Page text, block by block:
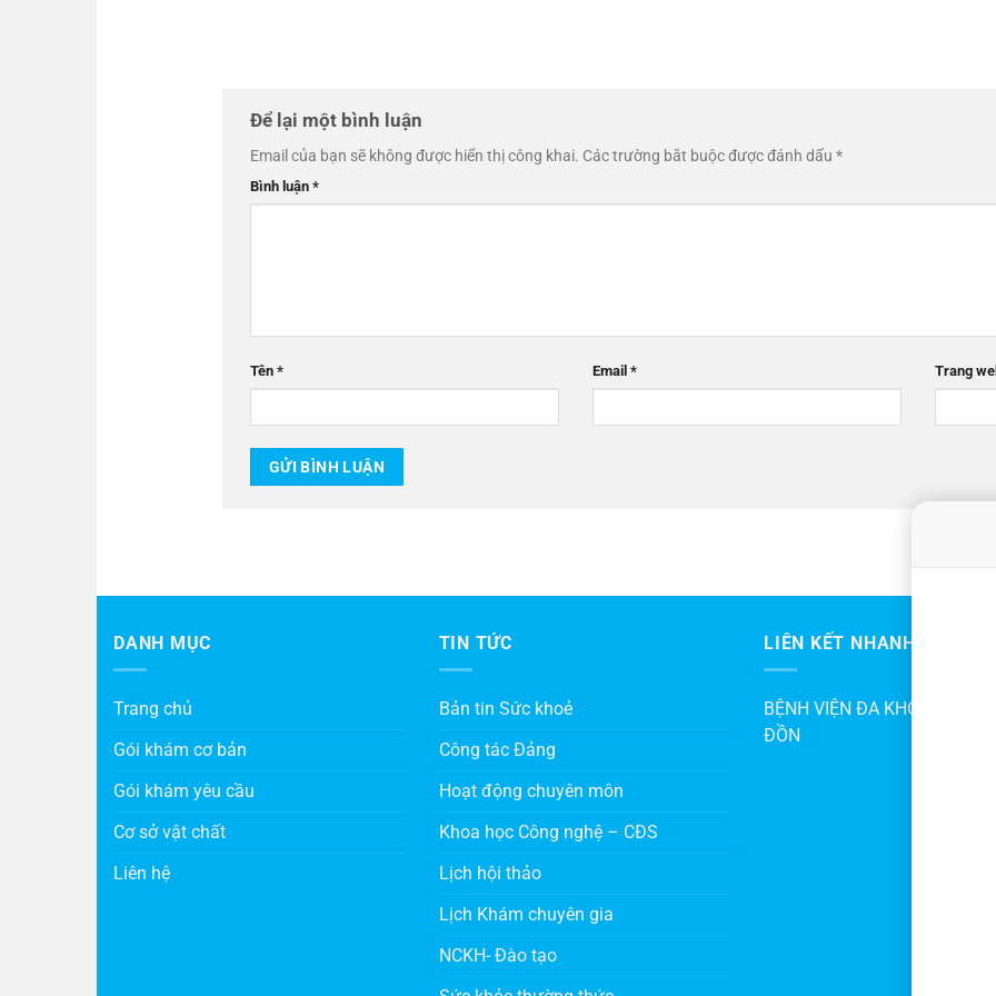
Để lại một bình luận
Email của bạn sẽ không được hiển thị công khai. Các trường bắt buộc được đánh dấu *
Bình luận *
Tên * Email * Trang
DANH MỤC
Trang chủ
Gói khám cơ bản
Gói khám yêu cầu
Cơ sở vật chất
Liên hệ
TIN TỨC
Bản tin Sức khoẻ
Công tác Đảng
Hoạt động chuyên môn
Khoa học Công nghệ – CĐS
Lịch hội thảo
Lịch Khám chuyên gia
NCKH- Đào tạo
LIÊN KẾT NHANH
BỆNH VIỆN ĐA KHOA KHU
ĐỒN